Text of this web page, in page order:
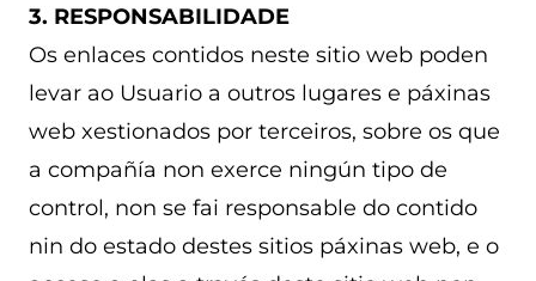
3. RESPONSABILIDADE
Os enlaces contidos neste sitio web poden
levar ao Usuario a outros lugares e páxinas
web xestionados por terceiros, sobre os que
a compañía non exerce ningún tipo de
control, non se fai responsable do contido
nin do estado destes sitios páxinas web, e o